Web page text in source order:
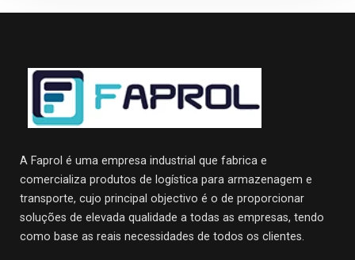
A Faprol é uma empresa industrial que fabrica e
comercializa produtos de logística para armazenagem e
transporte, cujo principal objectivo é o de proporcionar
soluções de elevada qualidade a todas as empresas, tendo
como base as reais necessidades de todos os clientes.